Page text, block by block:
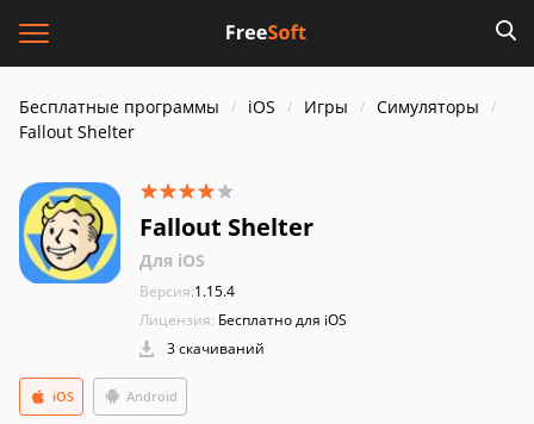
Бесплатные программы iOS Игры
Симуляторы
Fallout Shelter
Fallout Shelter
Для iOS
Версия:1.15.4
Лицензия: Бесплатно для iOS
3 скачиваний
Android
iOS